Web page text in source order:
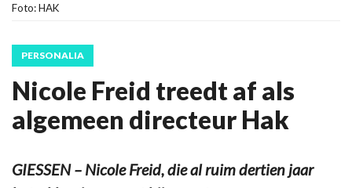
Foto: HAK
PERSONALIA
Nicole Freid treedt af als
algemeen directeur Hak
GIESSEN – Nicole Freid, die al ruim dertien jaar